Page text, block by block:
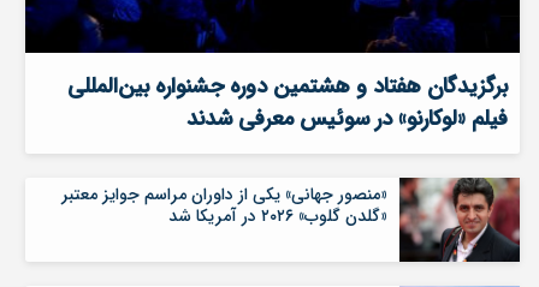
برگزیدگان هفتاد و هشتمین دوره جشنواره بین‌المللی
فیلم «لوکارنو» در سوئیس معرفی شدند
«منصور جهانی» یکی از داوران مراسم جوایز معتبر
«گلدن گلوب» ۲۰۲۶ در آمریکا شد